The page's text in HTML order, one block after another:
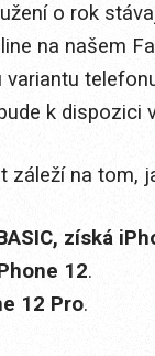
o rok
na našem
k dispozici
záleží na tom,
získá
12.
12 Pro.